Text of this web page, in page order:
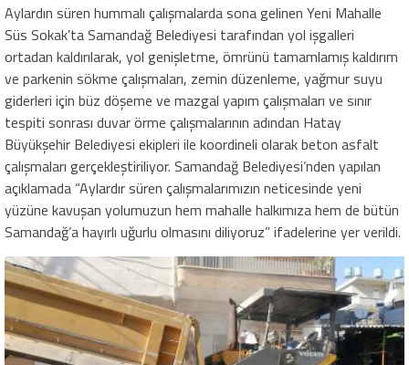
Aylardın süren hummalı çalışmalarda sona gelinen Yeni Mahalle
Süs Sokak’ta Samandağ Belediyesi tarafından yol işgalleri
ortadan kaldırılarak, yol genişletme, ömrünü tamamlamış kaldırım
ve parkenin sökme çalışmaları, zemin düzenleme, yağmur suyu
giderleri için büz döşeme ve mazgal yapım çalışmaları ve sınır
tespiti sonrası duvar örme çalışmalarının adından Hatay
Büyükşehir Belediyesi ekipleri ile koordineli olarak beton asfalt
çalışmaları gerçekleştiriliyor. Samandağ Belediyesi’nden yapılan
açıklamada “Aylardır süren çalışmalarımızın neticesinde yeni
yüzüne kavuşan yolumuzun hem mahalle halkımıza hem de bütün
Samandağ’a hayırlı uğurlu olmasını diliyoruz” ifadelerine yer verildi.